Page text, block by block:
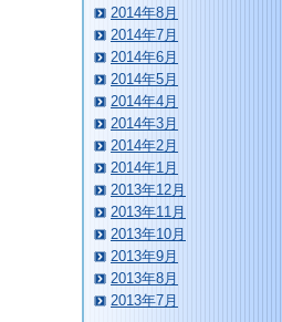
2014年8月
2014年7月
2014年6月
2014年5月
2014年4月
2014年3月
2014年2月
2014年1月
2013年12月
2013年11月
2013年10月
2013年9月
2013年8月
2013年7月